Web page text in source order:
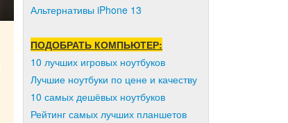
Альтернативы iPhone 13
ПОДОБРАТЬ КОМПЬЮТЕР:
10 лучших игровых ноутбуков
Лучшие ноутбуки по цене и качеству
10 самых дешёвых ноутбуков
Рейтинг самых лучших планшетов